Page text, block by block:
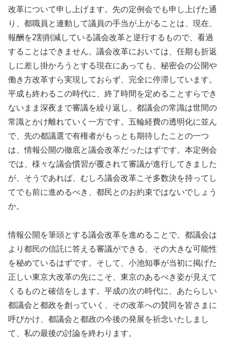
改革について申し上げます。先の定例会でも申し上げた通
り、都職員と連動して議員の手当が上がることは、現在、
報酬を2割削減している議会改革と逆行するもので、看過
することはできません。議会改革においては、任期も折返
しに差し掛かろうとする現在にあっても、秘密会の公開や
働き方改革すら実現しておらず、完全に停滞しています。
平成も終わるこの時代に、終了時間を定めることすらでき
ないまま深夜まで審議を繰り返し、都議会の常識は世間の
常識とかけ離れていく一方です。五輪経費の透明化に並ん
で、先の都議選で有権者がもっとも期待したことの一つ
は、情報公開の徹底と議会改革だったはずです。本定例会
では、様々な議会慣習が覆されて審議が進行してきました
が、そうであれば、むしろ議会改革こそ多数決を持ってし
てでも前に進めるべき、都民とのお約束ではないでしょう
か。
情報公開を筆頭とする議会改革を進めることで、都議会は
より都民の信託に答える審議ができる、その大きな可能性
を秘めているはずです。そして、小池知事が当初に掲げた
正しい東京大改革の先にこそ、東京のあるべき姿が見えて
くるものと確信をします。平成の次の時代に、あたらしい
都議会と都政を創っていく、その改革への賛同を皆さまに
呼びかけ、都議会と都政の今後の発展を祈念いたしまし
て、私の最後の討論を終わります。